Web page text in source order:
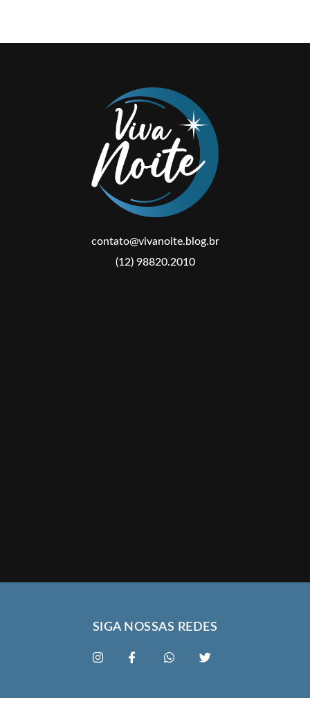
contato@vivanoite.blog.br
(12) 98820.2010
SIGA NOSSAS REDES